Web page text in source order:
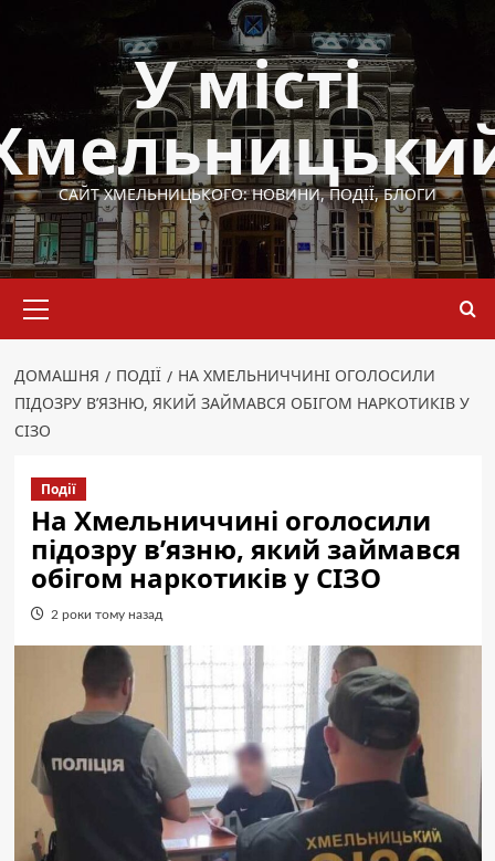
У місті
САЙТ ХМЕЛЬНИЦЬКОГО: НОВИНИ, ПОДІЇ, БЛОГИ
меню
ДОМАШНЯ ПОДІЇ
НА ХМЕЛЬНИЧЧИНІ ОГОЛОСИЛИ
ПІДОЗРУ В’ЯЗНЮ, ЯКИЙ ЗАЙМАВСЯ ОБІГОМ НАРКОТИКІВ У
СІЗО
Події
На Хмельниччині оголосили
підозру в’язню, який займався
обігом наркотиків у СІЗО
2 роки тому назад